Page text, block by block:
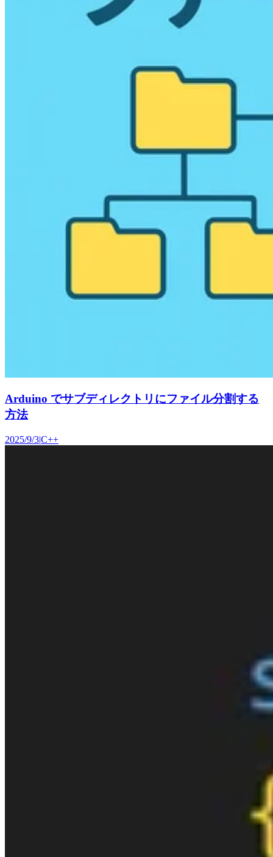
Arduino でサブディレクトリにファイル分割する
方法
2025/9/3|C++